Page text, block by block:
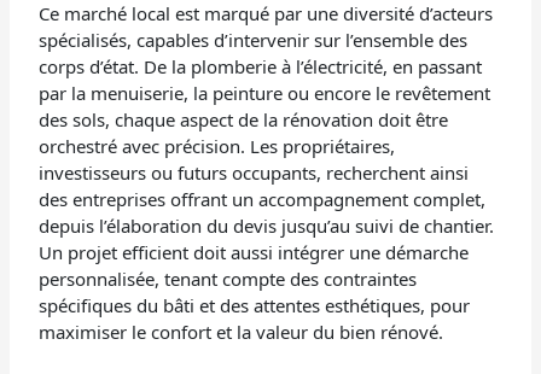
Ce marché local est marqué par une diversité d’acteurs
spécialisés, capables d’intervenir sur l’ensemble des
corps d’état. De la plomberie à l’électricité, en passant
par la menuiserie, la peinture ou encore le revêtement
des sols, chaque aspect de la rénovation doit être
orchestré avec précision. Les propriétaires,
investisseurs ou futurs occupants, recherchent ainsi
des entreprises offrant un accompagnement complet,
depuis l’élaboration du devis jusqu’au suivi de chantier.
Un projet efficient doit aussi intégrer une démarche
personnalisée, tenant compte des contraintes
spécifiques du bâti et des attentes esthétiques, pour
maximiser le confort et la valeur du bien rénové.